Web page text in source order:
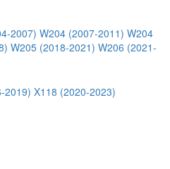
2007) W204 (2007-2011) W204
W205 (2018-2021) W206 (2021-
2019) X118 (2020-2023)